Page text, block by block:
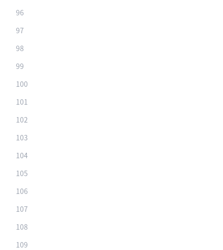
96
97
98
99
100
101
102
103
104
105
106
107
108
109